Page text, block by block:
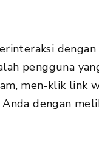
pengguna
men-klik link
dengan